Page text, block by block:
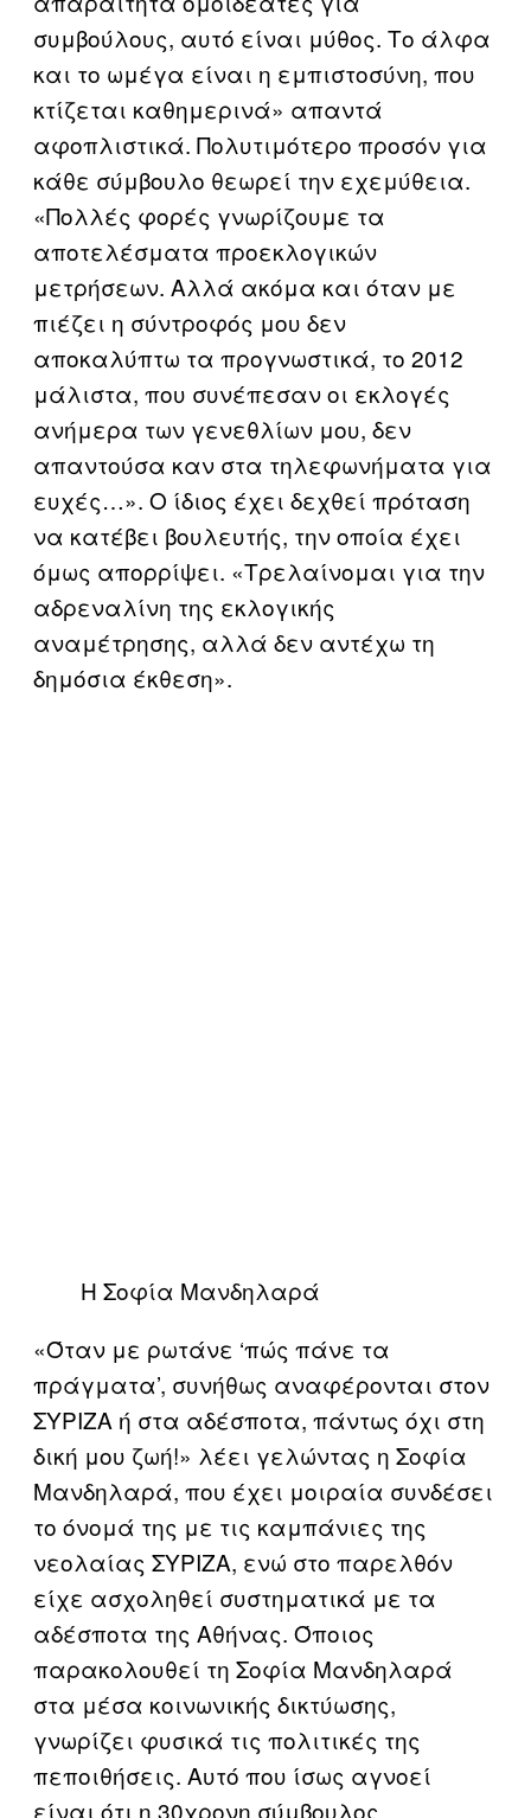
συμβούλους, αυτό είναι μύθος. Το άλφα
και το ωμέγα είναι η εμπιστοσύνη, που
κτίζεται καθημερινά» απαντά
αφοπλιστικά. Πολυτιμότερο προσόν για
κάθε σύμβουλο θεωρεί την εχεμύθεια.
«Πολλές φορές γνωρίζουμε τα
αποτελέσματα προεκλογικών
μετρήσεων. Αλλά ακόμα και όταν με
πιέζει η σύντροφός μου δεν
αποκαλύπτω τα προγνωστικά, το 2012
μάλιστα, που συνέπεσαν οι εκλογές
ανήμερα των γενεθλίων μου, δεν
απαντούσα καν στα τηλεφωνήματα για
ευχές…». Ο ίδιος έχει δεχθεί πρόταση
να κατέβει βουλευτής, την οποία έχει
όμως απορρίψει. «Τρελαίνομαι για την
αδρεναλίνη της εκλογικής
αναμέτρησης, αλλά δεν αντέχω τη
δημόσια έκθεση».
Η Σοφία Μανδηλαρά
«Όταν με ρωτάνε ‘πώς πάνε τα
πράγματα’, συνήθως αναφέρονται στον
ΣΥΡΙΖΑ ή στα αδέσποτα, πάντως όχι στη
δική μου ζωή!» λέει γελώντας η Σοφία
Μανδηλαρά, που έχει μοιραία συνδέσει
το όνομά της με τις καμπάνιες της
νεολαίας ΣΥΡΙΖΑ, ενώ στο παρελθόν
είχε ασχοληθεί συστηματικά με τα
αδέσποτα της Αθήνας. Όποιος
παρακολουθεί τη Σοφία Μανδηλαρά
στα μέσα κοινωνικής δικτύωσης,
γνωρίζει φυσικά τις πολιτικές της
πεποιθήσεις. Αυτό που ίσως αγνοεί
είναι ότι η 30χρονη σύμβουλος